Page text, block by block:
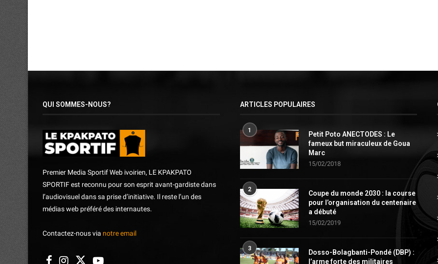
QUI SOMMES-NOUS?
Premier Media Sportif Web ivoirien, LE KPAKPATO
SPORTIF est reconnu pour son esprit avant-gardiste dans
l’audiovisuel dans sa prise d’initiative. Il reste l’un des
médias web préféré des internautes.
Contactez-nous via notre email
ARTICLES POPULAIRES
1
Petit Poto ANECTODES : Le
fameux but miraculeux de Goua
Marc
15/02/2018
2
Coupe du monde 2030 : la course
pour l’organisation du centenaire
a débuté
15/02/2019
3
Dosso-Bolagbanti-Pondé (DBP) :
l’arme forte des militaires